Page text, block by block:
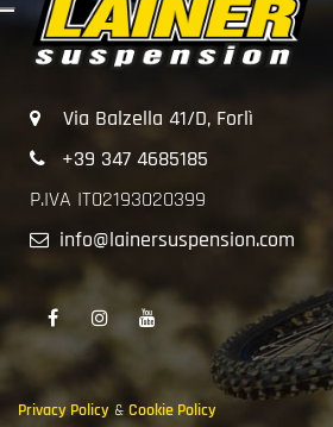
Via Balzella 41/D, Forlì
+39 347 4685185
P.IVA IT02193020399
info@lainersuspension.com
Privacy Policy & Cookie Policy